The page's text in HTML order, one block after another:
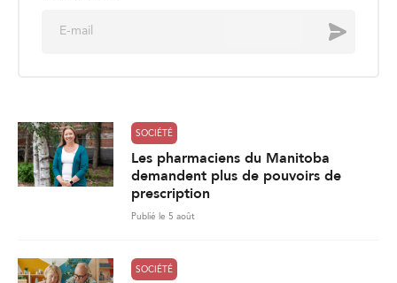
Envoyer
SOCIÉTÉ
Les pharmaciens du Manitoba
demandent plus de pouvoirs de
prescription
Publié le 5 août
SOCIÉTÉ